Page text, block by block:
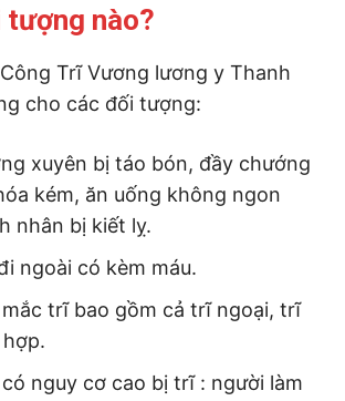
nào?
Trĩ Vương lương y Thanh
cho các đối tượng:
xuyên bị táo bón, đầy chướng
kém, ăn uống không ngon
nhân bị kiết lỵ.
ngoài có kèm máu.
trĩ bao gồm cả trĩ ngoại, trĩ
nguy cơ cao bị trĩ : người làm